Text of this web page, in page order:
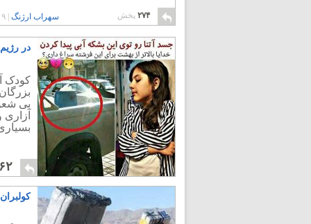
۲۷۴ پخش سهراب ارژنگ |۹ سال پیش
در
کودک
بی